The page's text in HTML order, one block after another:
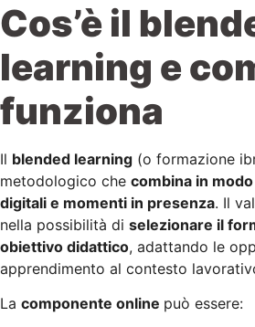
Cos’è il
learning e
funziona
Il blended learning (o formazione
metodologico che combina in
digitali e momenti in presenza. Il
nella possibilità di selezionare il
obiettivo didattico, adattando le
apprendimento al contesto
La componente online può essere: